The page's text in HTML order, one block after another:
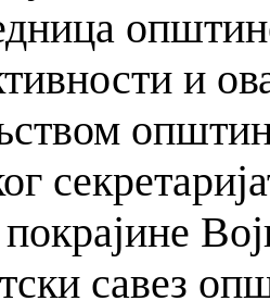
и
савез